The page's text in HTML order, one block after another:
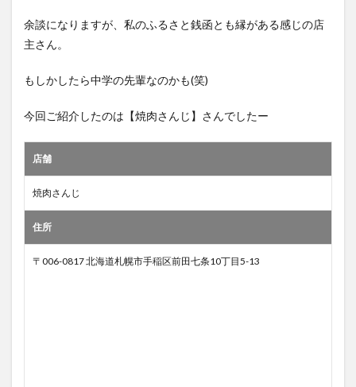
余談になりますが、私のふるさと銭函とも縁がある感じの店
主さん。
もしかしたら中学の先輩なのかも(笑)
今回ご紹介したのは【焼肉さんじ】さんでしたー
店舗
焼肉さんじ
住所
〒006-0817 北海道札幌市手稲区前田七条10丁目5-13